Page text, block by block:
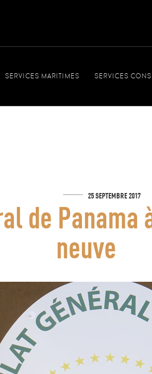
SERVICES MARITIMES SERVICES
de
neuve
25 SEPTEMBRE 2017